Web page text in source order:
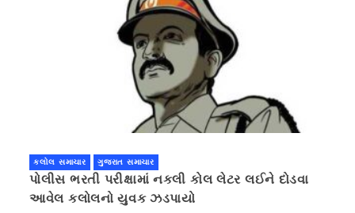
કલોલ સમાચાર ગુજરાત સમાચાર
પોલીસ ભરતી પરીક્ષામાં નકલી કોલ લેટર લઈને દોડવા
આવેલ કલોલનો યુવક ઝડપાયો